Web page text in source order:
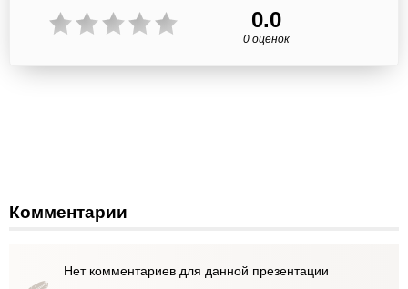
0.0
0 оценок
Комментарии
Нет комментариев для данной презентации